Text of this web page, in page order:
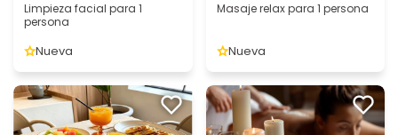
Limpieza facial para 1
persona
Nueva
Masaje relax para 1 persona
Nueva